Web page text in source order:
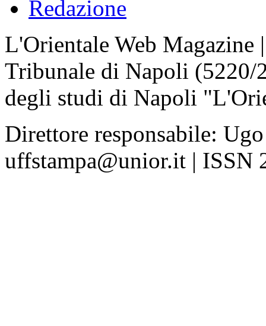
Redazione
L'Orientale Web Magazine
Tribunale di Napoli
degli studi di Napoli
Direttore responsabile:
uffstampa@unior.it | ISSN